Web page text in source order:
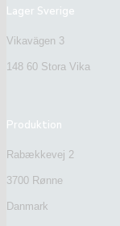
Lager Sverige
Vikavägen 3
148 60 Stora Vika
Produktion
Rabækkevej 2
3700 Rønne
Danmark